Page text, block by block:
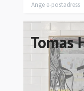
Tomas